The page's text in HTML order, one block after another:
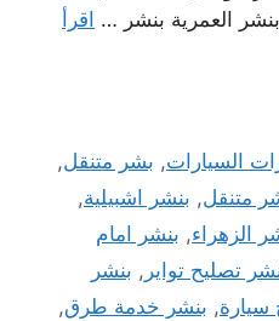
العمرية بنشر … اقرأ
السيارات, بشر متنقل,
متنقل, بنشر اشبيلية,
الزهراء, بنشر امام
تصليح تواير , بنشر
سيارة, بنشر خدمة طرق,